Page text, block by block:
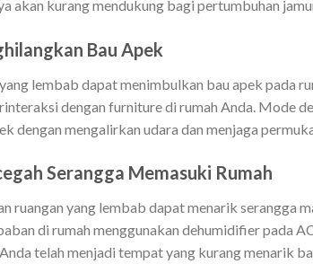
akan kurang mendukung bagi pertumbuhan
Bau Apek
lembab dapat menimbulkan bau apek pada
dengan furniture di rumah Anda. Mode
dengan mengalirkan udara dan menjaga
Serangga Memasuki Rumah
ruangan yang lembab dapat menarik serangga
di rumah menggunakan dehumidifier pada
telah menjadi tempat yang kurang menarik